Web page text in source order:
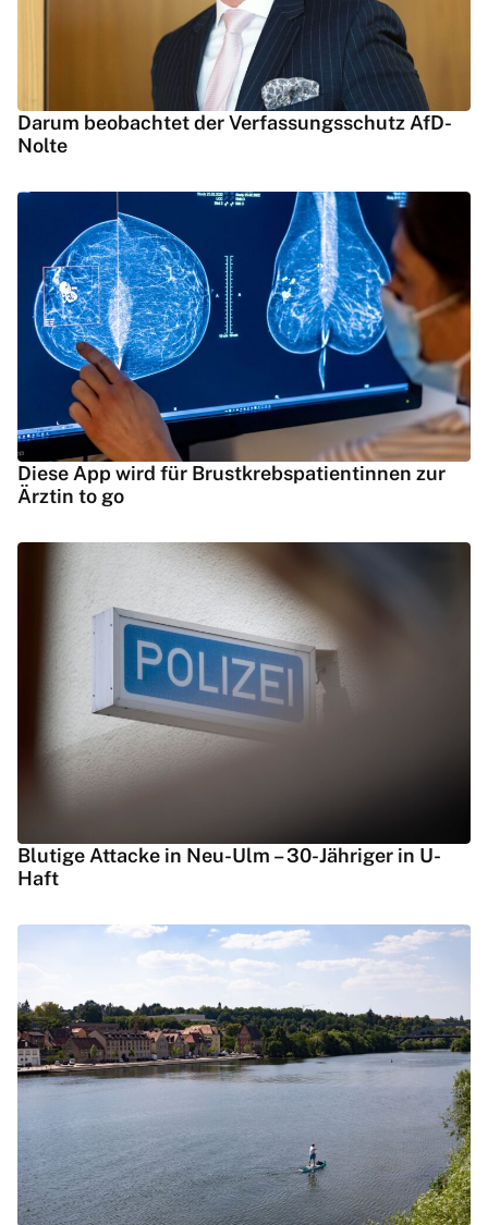
Darum beobachtet der Verfassungsschutz AfD-
Nolte
Diese App wird für Brustkrebspatientinnen zur
Ärztin to go
Blutige Attacke in Neu-Ulm – 30-Jähriger in U-
Haft